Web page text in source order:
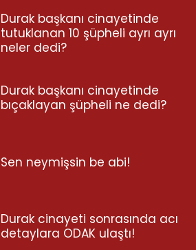
Durak başkanı cinayetinde
tutuklanan 10 şüpheli ayrı ayrı
neler dedi?
Durak başkanı cinayetinde
bıçaklayan şüpheli ne dedi?
Sen neymişsin be abi!
Durak cinayeti sonrasında acı
detaylara ODAK ulaştı!